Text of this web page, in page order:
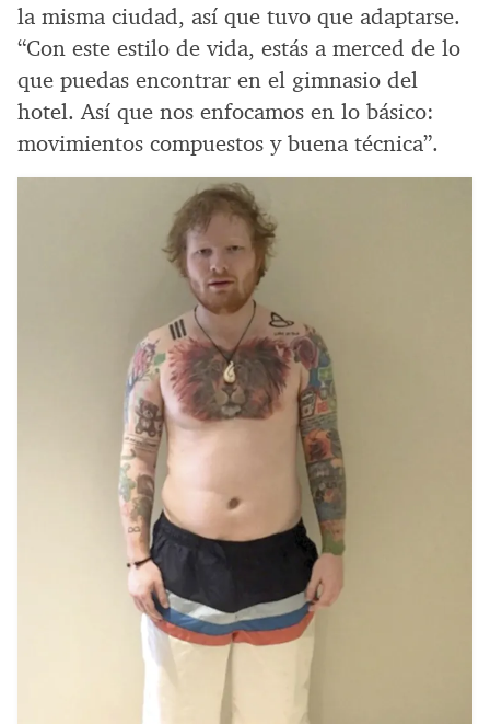
la misma ciudad, así que tuvo que adaptarse.
“Con este estilo de vida, estás a merced de lo
que puedas encontrar en el gimnasio del
hotel. Así que nos enfocamos en lo básico:
movimientos compuestos y buena técnica”.